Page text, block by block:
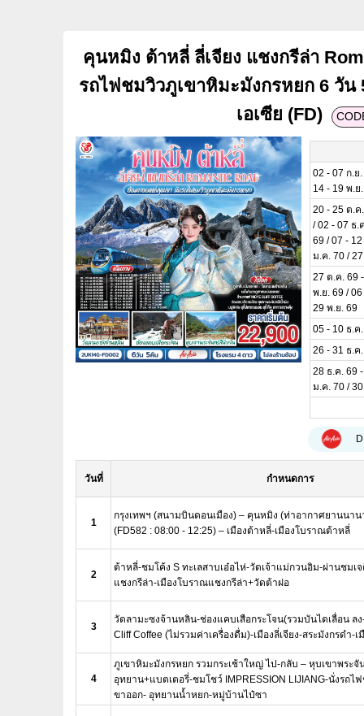
คุนหมิง ต้าหลี่ ลี่เจียง แชงกรีล่า
รถไฟชมวิวภูเขาหิมะมังกรหยก 6 วั
เอเซีย (FD)
02 - 07 ก.ย
14 - 19 พ.ย
20 - 25 ต.ค
/ 02 - 07 ธ.
69 / 07 -
ม.ค. 70 /
27 ต.ค. 69
พ.ย. 69 /
29 พ.ย. 69
05 - 10 ธ.ค
26 - 31 ธ.ค
28 ธ.ค. 69
ม.ค. 70 /
วันที่ กำหนดการ
1
กรุงเทพฯ (สนามบินดอนเมือง) – คุนหมิง (ท่าอากาศยานนา
(FD582 : 08:00 - 12:25) – เมืองต้าหลี่-เมืองโบราณต้าหลี่
2
ต้าหลี่-ชมโค้ง S ทะเลสาบเอ๋อไห่-วัดเจ้าแม่กวนอิม-ผ่านชมเ
แชงกรีล่า-เมืองโบราณแชงกรีล่า+วัดต้าฝอ
3
วัดลามะซงจ้านหลิน-ช่องแคบเสือกระโจน(รวมบันไดเลื่อน ล
Cliff Coffee (ไม่รวมค่าเครื่องดื่ม)-เมืองลี่เจียง-สระมังกรดำ-
4
ภูเขาหิมะมังกรหยก รวมกระเช้าใหญ่ ไป-กลับ – หุบเขาพระจั
อุทยาน+แบตเตอรี่-ชมโชว์ IMPRESSION LIJIANG-นั่งรถไ
ขาออก- อุทยานน้ำหยก-หมู่บ้านไป๋ซา